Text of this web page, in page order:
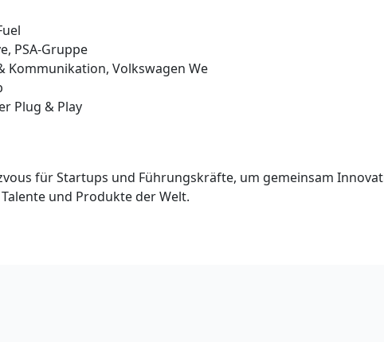
PSA-Gruppe
Kommunikation, Volkswagen We
Plug & Play
für Startups und Führungskräfte, um gemeinsam
und Produkte der Welt.